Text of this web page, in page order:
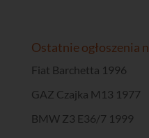
Ostatnie ogłoszenia
Fiat Barchetta 1996
GAZ Czajka M13 1977
BMW Z3 E36/7 1999